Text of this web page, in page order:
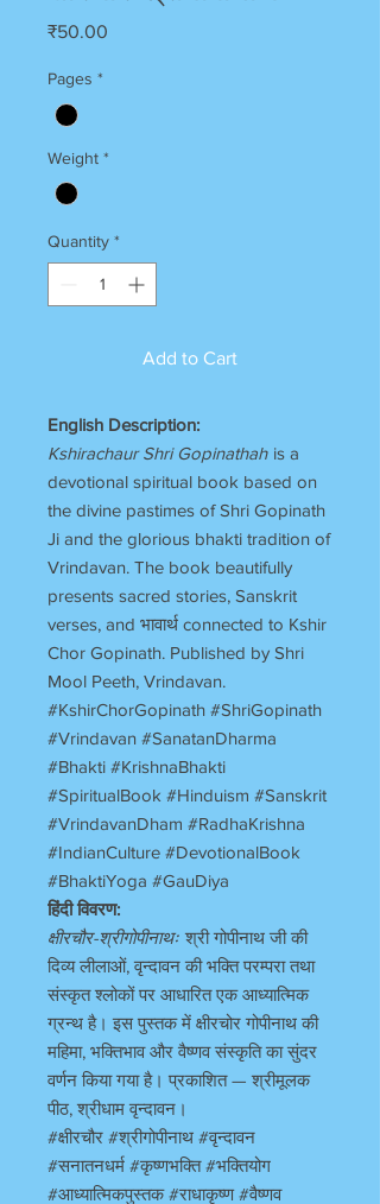
₹50.00
Pages *
Weight *
Quantity *
Add to Cart
English Description:
Kshirachaur Shri Gopinathah is a
devotional spiritual book based on
the divine pastimes of Shri Gopinath
Ji and the glorious bhakti tradition of
Vrindavan. The book beautifully
presents sacred stories, Sanskrit
verses, and भावार्थ connected to Kshir
Chor Gopinath. Published by Shri
Mool Peeth, Vrindavan.
#KshirChorGopinath #ShriGopinath
#Vrindavan #SanatanDharma
#Bhakti #KrishnaBhakti
#SpiritualBook #Hinduism #Sanskrit
#VrindavanDham #RadhaKrishna
#IndianCulture #DevotionalBook
#BhaktiYoga #GauDiya
हिंदी विवरण:
क्षीरचौर-श्रीगोपीनाथः श्री गोपीनाथ जी की
दिव्य लीलाओं, वृन्दावन की भक्ति परम्परा तथा
संस्कृत श्लोकों पर आधारित एक आध्यात्मिक
ग्रन्थ है। इस पुस्तक में क्षीरचोर गोपीनाथ की
महिमा, भक्तिभाव और वैष्णव संस्कृति का सुंदर
वर्णन किया गया है। प्रकाशित — श्रीमूलक
पीठ, श्रीधाम वृन्दावन।
#क्षीरचौर #श्रीगोपीनाथ #वृन्दावन
#सनातनधर्म #कृष्णभक्ति #भक्तियोग
#आध्यात्मिकपुस्तक #राधाकृष्ण #वैष्णव